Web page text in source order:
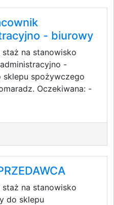
- biurowy
staż na stanowisko
-
sklepu spożywczego
Oczekiwana: -
staż na stanowisko
do sklepu